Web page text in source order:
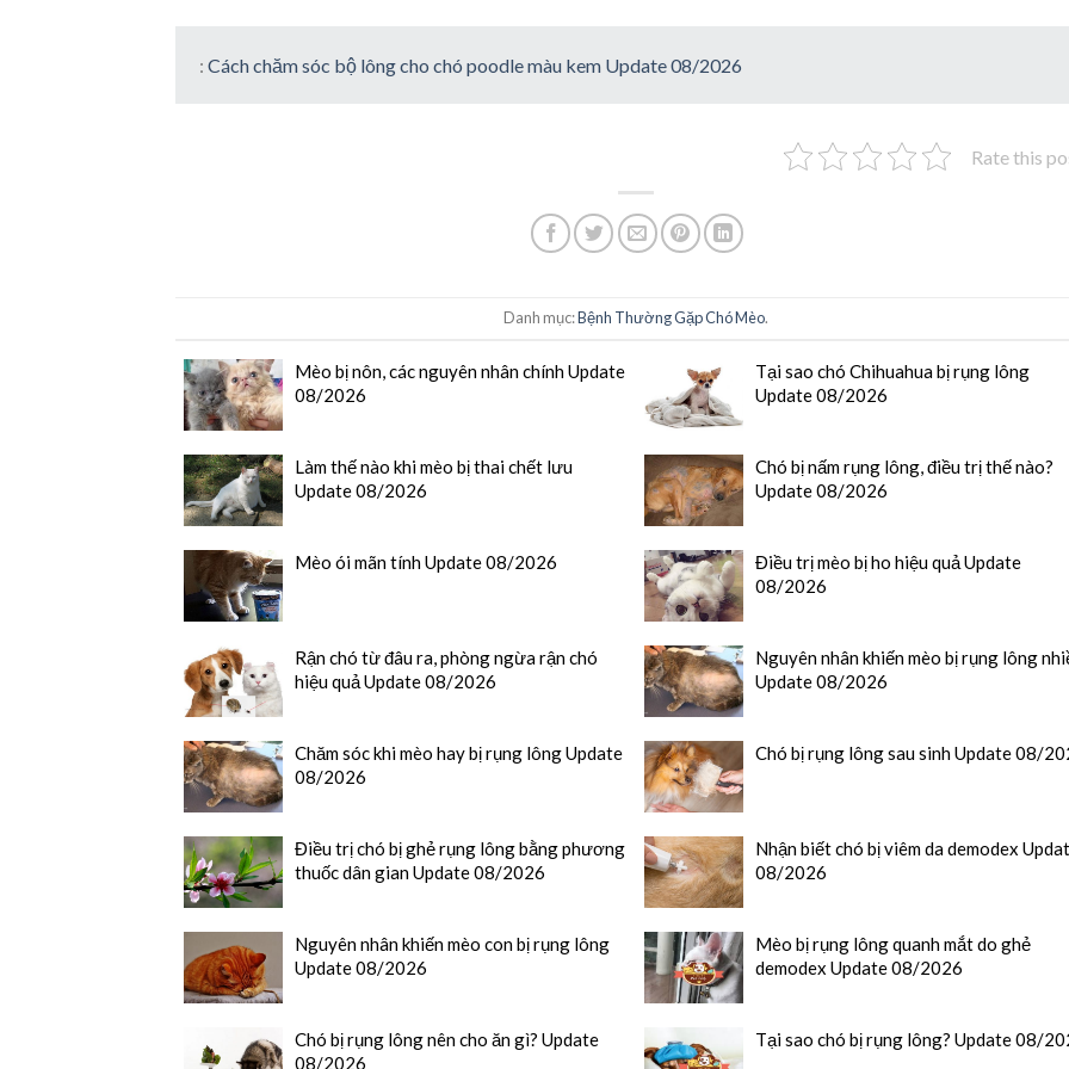
: Cách chăm sóc bộ lông cho chó poodle màu kem Update 08/2026
Rate this
Danh mục:Bệnh Thường Gặp Chó Mèo.
Mèo bị nôn, các nguyên nhân chính Update
08/2026
Tại sao chó Chihuahua bị rụng lông
Update 08/2026
Làm thế nào khi mèo bị thai chết lưu
Update 08/2026
Chó bị nấm rụng lông, điều trị thế nào?
Update 08/2026
Mèo ói mãn tính Update 08/2026
Điều trị mèo bị ho hiệu quả Update
08/2026
Rận chó từ đâu ra, phòng ngừa rận chó
hiệu quả Update 08/2026
Nguyên nhân khiến mèo bị rụng lông
Update 08/2026
Chăm sóc khi mèo hay bị rụng lông Update
08/2026
Chó bị rụng lông sau sinh Update 08/
Điều trị chó bị ghẻ rụng lông bằng phương
thuốc dân gian Update 08/2026
Nhận biết chó bị viêm da demodex
08/2026
Nguyên nhân khiến mèo con bị rụng lông
Update 08/2026
Mèo bị rụng lông quanh mắt do ghẻ
demodex Update 08/2026
Chó bị rụng lông nên cho ăn gì? Update
08/2026
Tại sao chó bị rụng lông? Update 08/